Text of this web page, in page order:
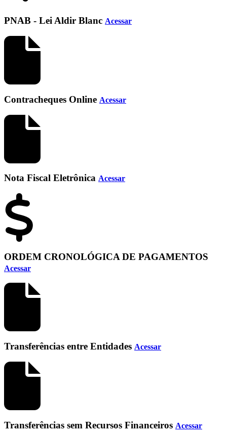
PNAB - Lei Aldir Blanc Acessar
Contracheques Online Acessar
Nota Fiscal Eletrônica Acessar
ORDEM CRONOLÓGICA DE PAGAMENTOS
Acessar
Transferências entre Entidades Acessar
Transferências sem Recursos Financeiros Acessar